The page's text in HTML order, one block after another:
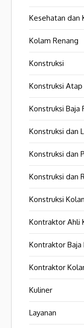
Kesehatan dan
Kolam Renang
Konstruksi
Konstruksi Atap
Konstruksi Baja
Konstruksi dan
Konstruksi dan
Konstruksi dan
Konstruksi
Kontraktor Ahli
Kontraktor Baja
Kontraktor
Kuliner
Layanan